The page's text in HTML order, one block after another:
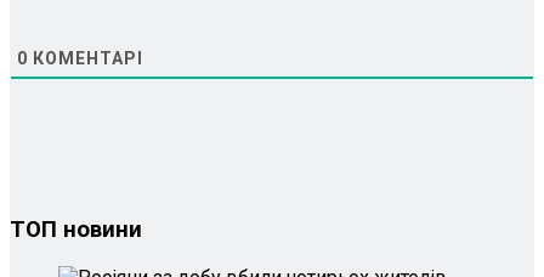
0 КОМЕНТАРІ
ТОП новини